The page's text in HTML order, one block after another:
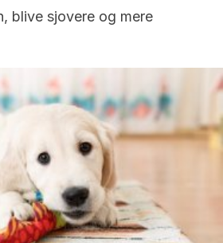
blive sjovere og mere